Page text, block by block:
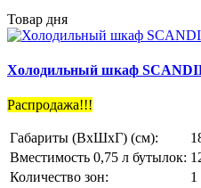
Товар дня
Холодильный шкаф
Распродажа!!!
Габариты (ВхШхГ) (см):
Вместимость 0,75 л бутылок:
Количество зон:
1